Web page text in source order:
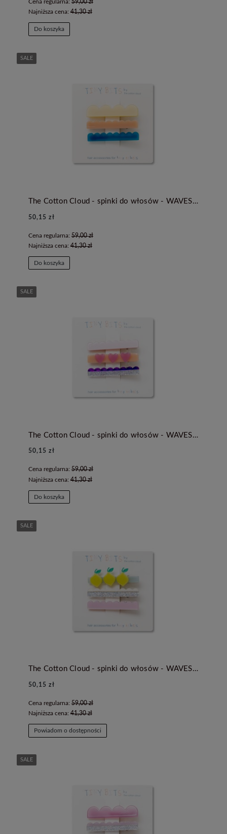
Cena regularna: 59,00 zł
Najniższa cena: 41,30 zł
Do koszyka
The Cotton Cloud - spinki do włosów - WAVES RETRO
50,15 zł
Cena regularna: 59,00 zł
Najniższa cena: 41,30 zł
Do koszyka
SALE
The Cotton Cloud - spinki do włosów - WAVES ICE
50,15 zł
Cena regularna: 59,00 zł
Najniższa cena: 41,30 zł
Do koszyka
SALE
The Cotton Cloud - spinki do włosów - WAVES LEMON
50,15 zł
Cena regularna: 59,00 zł
Najniższa cena: 41,30 zł
Powiadom o dostępności
SALE
SALE